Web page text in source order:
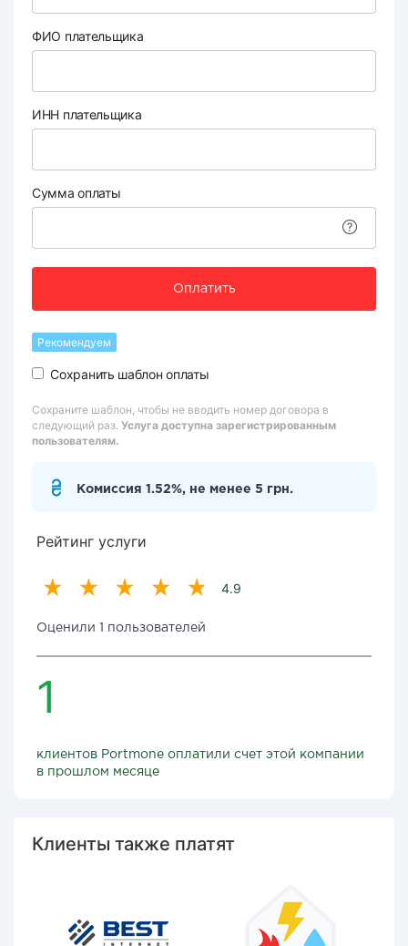
ФИО плательщика
ИНН плательщика
Сумма оплаты
Оплатить
Рекомендуем
Сохранить шаблон оплаты
Сохраните шаблон, чтобы не вводить номер договора в
следующий раз. Услуга доступна зарегистрированным
пользователям.
Комиссия 1.52%, не менее 5 грн.
Рейтинг услуги
4.9
Оценили 1 пользователей
1
клиентов Portmone оплатили счет этой компании
в прошлом месяце
Клиенты также платят